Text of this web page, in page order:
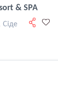
& SPA
Сіде